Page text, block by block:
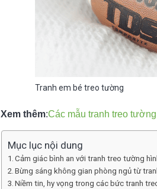
Tranh em bé treo tường
Xem thêm:Các mẫu tranh treo
Mục lục nội dung
Cảm giác bình an với tranh treo tường
Bừng sáng không gian phòng ngủ từ
Niềm tin, hy vọng trong các bức tranh